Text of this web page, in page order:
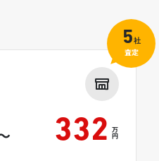
332 万
円
5社
査定